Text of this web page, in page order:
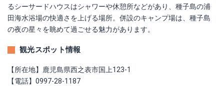
るシーサードハウスはシャワーや休憩所などがあり、種子島の浦
田海水浴場の快適さを上げる場所。併設のキャンプ場は、種子島
の夜の星々を眺めて過ごせる魅力があります。
観光スポット情報
【所在地】鹿児島県西之表市国上123-1
【電話】0997-28-1187